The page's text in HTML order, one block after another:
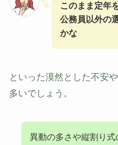
このまま定年
公務員以外の
かな
といった漠然とした不安
多いでしょう。
異動の多さや縦割り式